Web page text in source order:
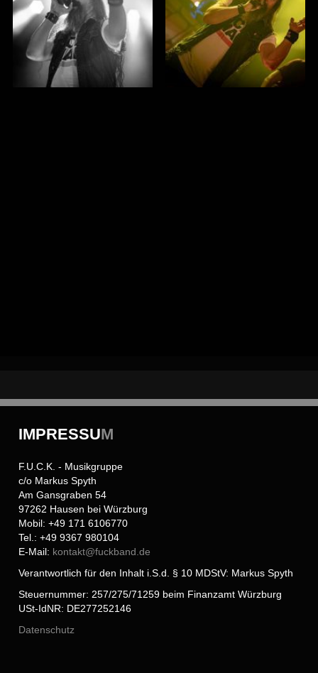
IMPRESSUM
F.U.C.K. - Musikgruppe
c/o Markus Spyth
Am Gansgraben 54
97262 Hausen bei Würzburg
Mobil: +49 171 6106770
Tel.: +49 9367 980104
E-Mail: kontakt@fuckband.de
Verantwortlich für den Inhalt i.S.d. § 10 MDStV: Markus Spyth
Steuernummer: 257/275/71259 beim Finanzamt Würzburg
USt-IdNR: DE277252146
Datenschutz